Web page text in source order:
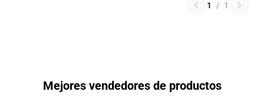
1 / 1
Mejores vendedores de productos